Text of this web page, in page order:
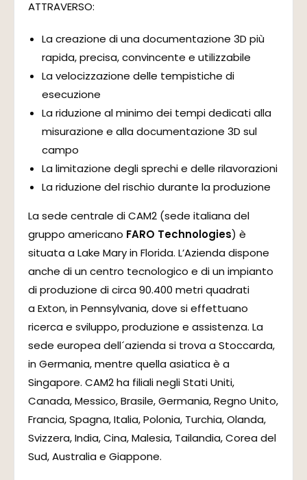
ATTRAVERSO:
La creazione di una documentazione 3D più
rapida, precisa, convincente e utilizzabile
La velocizzazione delle tempistiche di
esecuzione
La riduzione al minimo dei tempi dedicati alla
misurazione e alla documentazione 3D sul
campo
La limitazione degli sprechi e delle rilavorazioni
La riduzione del rischio durante la produzione
La sede centrale di CAM2 (sede italiana del
gruppo americano FARO Technologies) è
situata a Lake Mary in Florida. L’Azienda dispone
anche di un centro tecnologico e di un impianto
di produzione di circa 90.400 metri quadrati
a Exton, in Pennsylvania, dove si effettuano
ricerca e sviluppo, produzione e assistenza. La
sede europea dell´azienda si trova a Stoccarda,
in Germania, mentre quella asiatica è a
Singapore. CAM2 ha filiali negli Stati Uniti,
Canada, Messico, Brasile, Germania, Regno Unito,
Francia, Spagna, Italia, Polonia, Turchia, Olanda,
Svizzera, India, Cina, Malesia, Tailandia, Corea del
Sud, Australia e Giappone.